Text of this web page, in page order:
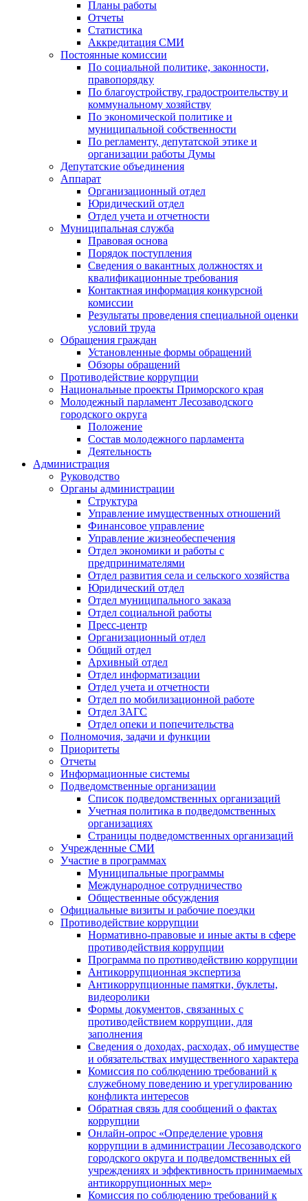
Планы работы
Отчеты
Статистика
Аккредитация СМИ
Постоянные комиссии
По социальной политике, законности,
правопорядку
По благоустройству, градостроительству и
коммунальному хозяйству
По экономической политике и
муниципальной собственности
По регламенту, депутатской этике и
организации работы Думы
Депутатские объединения
Аппарат
Организационный отдел
Юридический отдел
Отдел учета и отчетности
Муниципальная служба
Правовая основа
Порядок поступления
Сведения о вакантных должностях и
квалификационные требования
Контактная информация конкурсной
комиссии
Результаты проведения специальной оценки
условий труда
Обращения граждан
Установленные формы обращений
Обзоры обращений
Противодействие коррупции
Национальные проекты Приморского края
Молодежный парламент Лесозаводского
городского округа
Положение
Состав молодежного парламента
Деятельность
Администрация
Руководство
Органы администрации
Структура
Управление имущественных отношений
Финансовое управление
Управление жизнеобеспечения
Отдел экономики и работы с
предпринимателями
Отдел развития села и сельского хозяйства
Юридический отдел
Отдел муниципального заказа
Отдел социальной работы
Пресс-центр
Организационный отдел
Общий отдел
Архивный отдел
Отдел информатизации
Отдел учета и отчетности
Отдел по мобилизационной работе
Отдел ЗАГС
Отдел опеки и попечительства
Полномочия, задачи и функции
Приоритеты
Отчеты
Информационные системы
Подведомственные организации
Список подведомственных организаций
Учетная политика в подведомственных
организациях
Страницы подведомственных организаций
Учрежденные СМИ
Участие в программах
Муниципальные программы
Международное сотрудничество
Общественные обсуждения
Официальные визиты и рабочие поездки
Противодействие коррупции
Нормативно-правовые и иные акты в сфере
противодействия коррупции
Программа по противодействию коррупции
Антикоррупционная экспертиза
Антикоррупционные памятки, буклеты,
видеоролики
Формы документов, связанных с
противодействием коррупции, для
заполнения
Сведения о доходах, расходах, об имуществе
и обязательствах имущественного характера
Комиссия по соблюдению требований к
служебному поведению и урегулированию
конфликта интересов
Обратная связь для сообщений о фактах
коррупции
Онлайн-опрос «Определение уровня
коррупции в администрации Лесозаводского
городского округа и подведомственных ей
учреждениях и эффективность принимаемых
антикоррупционных мер»
Комиссия по соблюдению требований к